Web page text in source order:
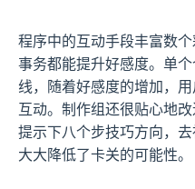
程序中的​​互动手段丰富数
事务都能提升好感度。单
线，随着好感度的增加，
互动。制作组还很贴心地
提示下八个步技巧方向，
大大降低了卡关的可能性。